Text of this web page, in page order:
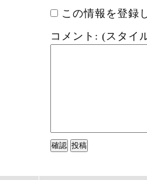
この情報を登録
コメント: (スタイ